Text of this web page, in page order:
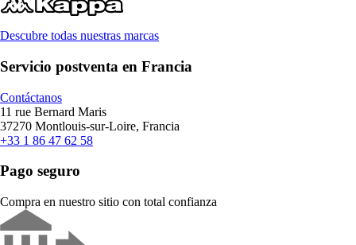
Descubre todas nuestras marcas
Servicio postventa en Francia
Contáctanos
11 rue Bernard Maris
37270 Montlouis-sur-Loire, Francia
+33 1 86 47 62 58
Pago seguro
Compra en nuestro sitio con total confianza